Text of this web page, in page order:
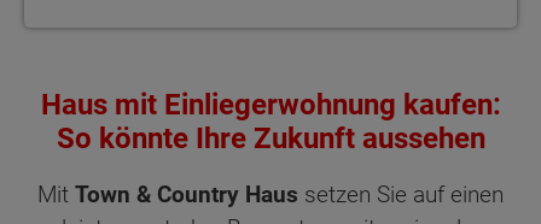
Haus mit Einliegerwohnung kaufen:
So könnte Ihre Zukunft aussehen
Mit Town & Country Haus setzen Sie auf einen